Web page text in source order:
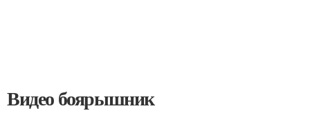
Видео боярышник